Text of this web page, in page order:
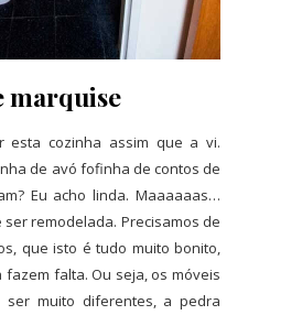
marquise
esta cozinha assim que a vi.
de avó fofinha de contos de
Eu acho linda. Maaaaaas…
ser remodelada. Precisamos de
que isto é tudo muito bonito,
fazem falta. Ou seja, os móveis
ser muito diferentes, a pedra